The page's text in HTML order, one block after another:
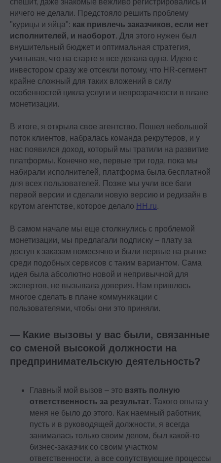
спешит, даже знакомые вежливо регистрировались и
ничего не делали. Предстояло решить проблему
"курицы и яйца": как привлечь заказчиков, если нет
исполнителей, и наоборот. Для этого нужен был
внушительный бюджет и оптимальная стратегия,
учитывая, что на старте я все делала одна. Идею с
инвестором сразу же отсекли потому, что HR-сегмент
крайне сложный для таких вложений в силу
особенностей цикла услуги и непрозрачности в плане
монетизации.
В итоге, я открыла свое агентство. Пошел небольшой
поток клиентов, набралась команда рекрутеров, и у
нас появился доход, который мы тратили на развитие
платформы. Конечно же, первые три года, пока мы
набирали исполнителей, платформа была бесплатной
для всех пользователей. Позже мы учли все баги
первой версии и сделали новую версию и редизайн в
крутом агентстве, которое делало HH.ru.
В самом начале мы еще столкнулись с проблемой
монетизации, мы предлагали подписку – плату за
доступ к заказам помесячно и были первые на рынке
среди подобных сервисов с таким вариантом. Сама
идея была абсолютно новой и непривычной для
экспертов, не вызывала доверия. Нам пришлось
многое сделать в плане коммуникации с
пользователями, чтобы они это приняли.
— Какие вызовы у вас были, связанные
со сменой высокой должности на
предпринимательскую деятельность?
Главный мой вызов – это взять полную
ответственность за результат. Такого опыта у
меня не было до этого. Как наемный работник,
пусть и в руководящей должности, я всегда
занималась только своим делом, был какой-то
бизнес-заказчик со своим участком
ответственности, а все сопутствующие процессы